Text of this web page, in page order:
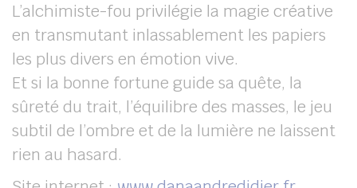
L’alchimiste-fou privilégie la magie créative
en transmutant inlassablement les papiers
les plus divers en émotion vive.
Et si la bonne fortune guide sa quête, la
sûreté du trait, l’équilibre des masses, le jeu
subtil de l’ombre et de la lumière ne laissent
rien au hasard.